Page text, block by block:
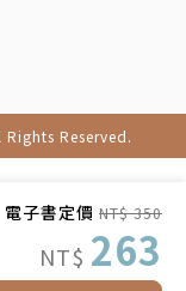
電子書定價 NT$ 350
NT$ 263
書中的概念與方
勇敢創造自己的
麻里惠等大師
度
的書吧Reserved.